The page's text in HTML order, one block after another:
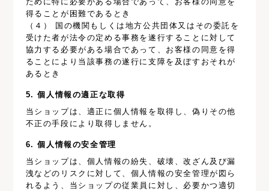
得ることが困難であるとき
（４） 国の機関もしくは地方公共団体又はその委託を
受けた者が法令の定める事務を遂行することに対して
協力する必要がある場合であって、お客様の同意を得
ることにより当該事務の遂行に支障を及ぼすおそれが
あるとき
5. 個人情報の適正な取得
当ショップは、適正に個人情報を取得し、偽りその他
不正の手段により取得しません。
6. 個人情報の安全管理
当ショップは、個人情報の紛失、破壊、改ざん及び漏
洩などのリスクに対して、個人情報の安全管理が図ら
れるよう、当ショップの従業員に対し、必要かつ適切